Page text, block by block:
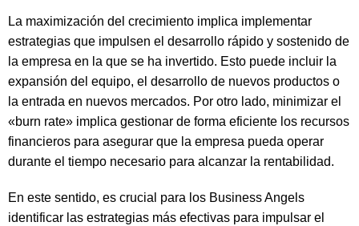
La maximización del crecimiento implica implementar
estrategias que impulsen el desarrollo rápido y sostenido de
la empresa en la que se ha invertido. Esto puede incluir la
expansión del equipo, el desarrollo de nuevos productos o
la entrada en nuevos mercados. Por otro lado, minimizar el
«burn rate» implica gestionar de forma eficiente los recursos
financieros para asegurar que la empresa pueda operar
durante el tiempo necesario para alcanzar la rentabilidad.
En este sentido, es crucial para los Business Angels
identificar las estrategias más efectivas para impulsar el